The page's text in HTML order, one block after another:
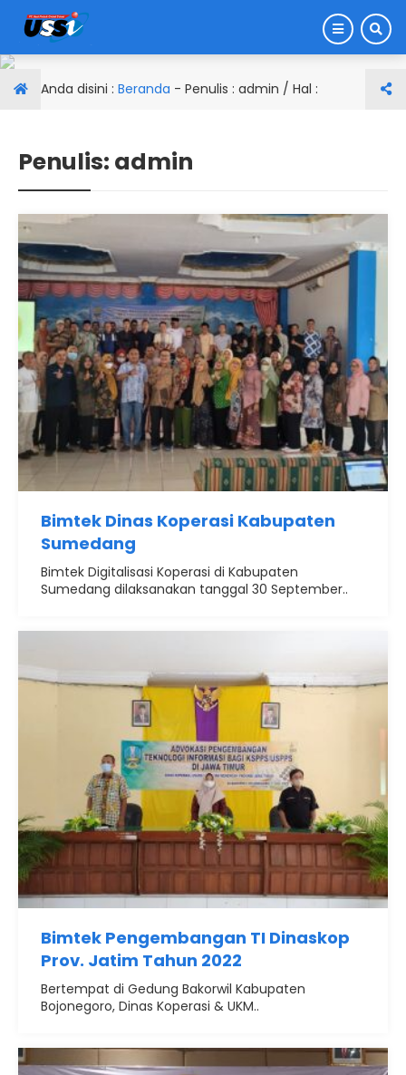
Anda disini : Beranda - Penulis : admin / Hal :
Penulis: admin
Bimtek Dinas Koperasi Kabupaten
Sumedang
Bimtek Digitalisasi Koperasi di Kabupaten
Sumedang dilaksanakan tanggal 30 September..
Bimtek Pengembangan TI Dinaskop
Prov. Jatim Tahun 2022
Bertempat di Gedung Bakorwil Kabupaten
Bojonegoro, Dinas Koperasi & UKM..